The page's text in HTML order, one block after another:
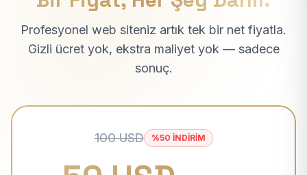
Profesyonel web siteniz artık tek bir net fiyatla.
Gizli ücret yok, ekstra maliyet yok — sadece
sonuç.
100 USD %50 İNDİRİM